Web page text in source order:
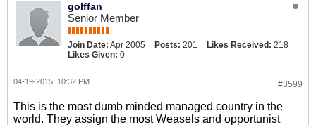
golffan
Senior Member
Join Date: Apr 2005 Posts: 201 Likes Received: 218
Likes Given: 0
#3599
04-19-2015, 10:32 PM
This is the most dumb minded managed country in the
world. They assign the most Weasels and opportunist